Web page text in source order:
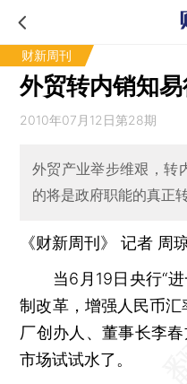
财新周刊
外贸转内销知
2010年07月12日第28期
外贸产业举步维艰，转
的将是政府职能的真正
《财新周刊》 记者 周
当6月19日央行“进
制改革，增强人民币汇
厂创办人、董事长李
市场试试水了。